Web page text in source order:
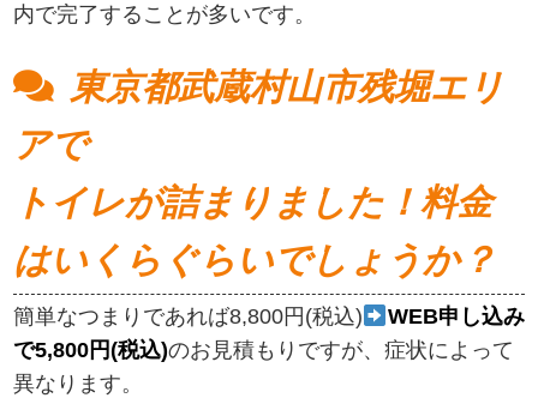
内で完了することが多いです。
東京都武蔵村山市残堀エリ
アで
トイレが詰まりました！料金
はいくらぐらいでしょうか？
簡単なつまりであれば8,800円(税込)
WEB申し込み
で5,800円(税込)のお見積もりですが、症状によって
異なります。